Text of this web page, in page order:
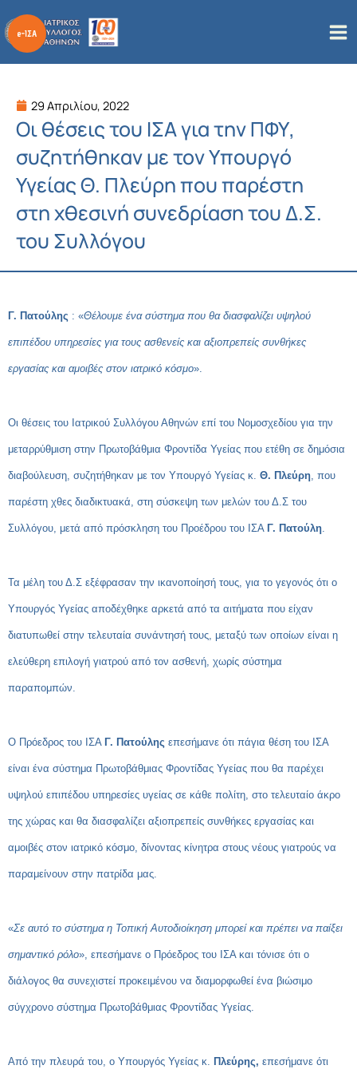
στο
περιεχόμενο
29 Απριλίου, 2022
Οι θέσεις του ΙΣΑ για την ΠΦΥ,
συζητήθηκαν με τον Υπουργό
Υγείας Θ. Πλεύρη που παρέστη
στη χθεσινή συνεδρίαση του Δ.Σ.
του Συλλόγου
Γ. Πατούλης : «Θέλουμε ένα σύστημα που θα διασφαλίζει υψηλού
επιπέδου υπηρεσίες για τους ασθενείς και αξιοπρεπείς συνθήκες
εργασίας και αμοιβές στον ιατρικό κόσμο».
Οι θέσεις του Ιατρικού Συλλόγου Αθηνών επί του Νομοσχεδίου για την
μεταρρύθμιση στην Πρωτοβάθμια Φροντίδα Υγείας που ετέθη σε δημόσια
διαβούλευση, συζητήθηκαν με τον Υπουργό Υγείας κ. Θ. Πλεύρη, που
παρέστη χθες διαδικτυακά, στη σύσκεψη των μελών του Δ.Σ του
Συλλόγου, μετά από πρόσκληση του Προέδρου του ΙΣΑ Γ. Πατούλη.
Τα μέλη του Δ.Σ εξέφρασαν την ικανοποίησή τους, για το γεγονός ότι ο
Υπουργός Υγείας αποδέχθηκε αρκετά από τα αιτήματα που είχαν
διατυπωθεί στην τελευταία συνάντησή τους, μεταξύ των οποίων είναι η
ελεύθερη επιλογή γιατρού από τον ασθενή, χωρίς σύστημα
παραπομπών.
Ο Πρόεδρος του ΙΣΑ Γ. Πατούλης επεσήμανε ότι πάγια θέση του ΙΣΑ
είναι ένα σύστημα Πρωτοβάθμιας Φροντίδας Υγείας που θα παρέχει
υψηλού επιπέδου υπηρεσίες υγείας σε κάθε πολίτη, στο τελευταίο άκρο
της χώρας και θα διασφαλίζει αξιοπρεπείς συνθήκες εργασίας και
αμοιβές στον ιατρικό κόσμο, δίνοντας κίνητρα στους νέους γιατρούς να
παραμείνουν στην πατρίδα μας.
«Σε αυτό το σύστημα η Τοπική Αυτοδιοίκηση μπορεί και πρέπει να παίξει
σημαντικό ρόλο», επεσήμανε ο Πρόεδρος του ΙΣΑ και τόνισε ότι ο
διάλογος θα συνεχιστεί προκειμένου να διαμορφωθεί ένα βιώσιμο
σύγχρονο σύστημα Πρωτοβάθμιας Φροντίδας Υγείας.
Από την πλευρά του, ο Υπουργός Υγείας κ. Πλεύρης, επεσήμανε ότι